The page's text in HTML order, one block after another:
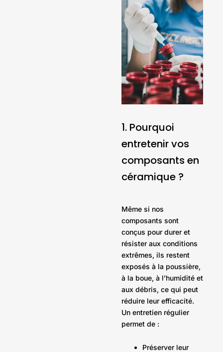
1. Pourquoi
entretenir vos
composants en
céramique ?
Même si nos
composants sont
conçus pour durer et
résister aux conditions
extrêmes, ils restent
exposés à la poussière,
à la boue, à l’humidité et
aux débris, ce qui peut
réduire leur efficacité.
Un entretien régulier
permet de :
Préserver leur